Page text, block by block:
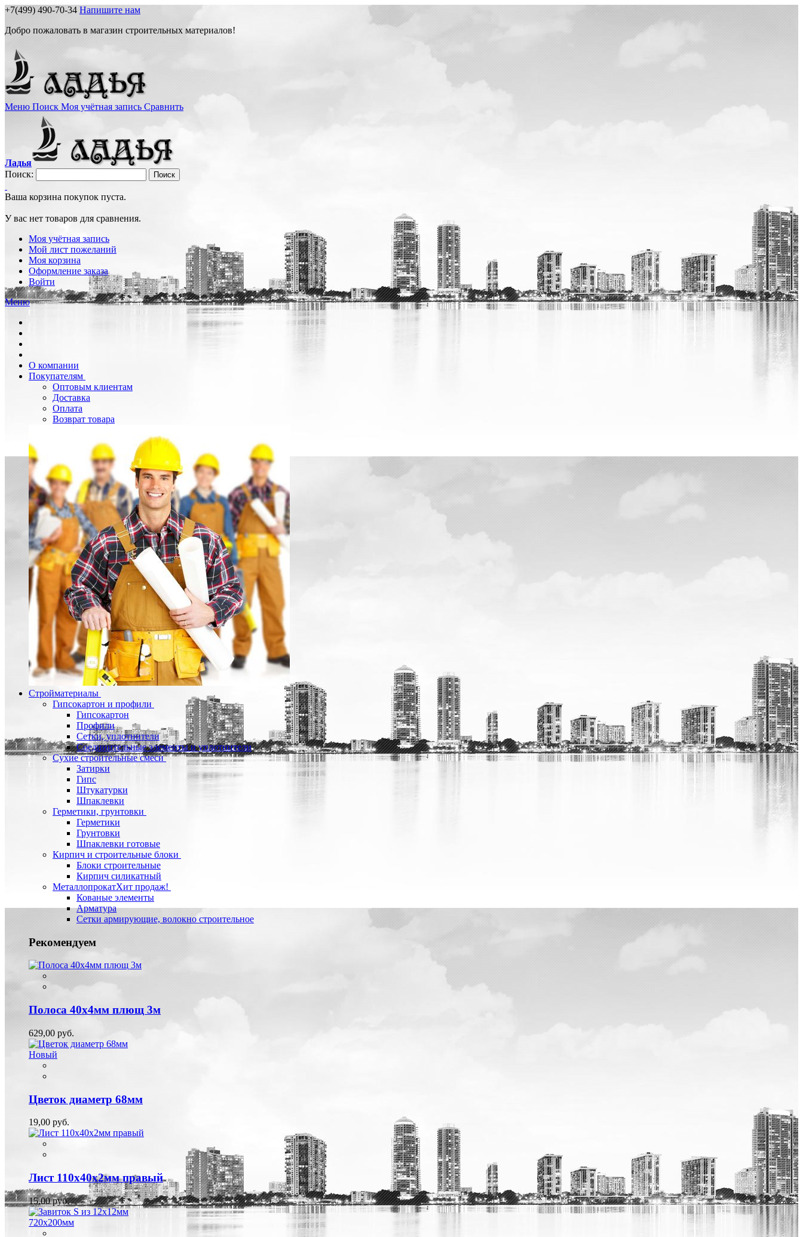
+7(499) 490-70-34 Напишите нам
Добро пожаловать в магазин строительных материалов!
Меню Поиск Моя учётная запись Сравнить
Ладья
Поиск:
Поиск
Ваша корзина покупок пуста.
У вас нет товаров для сравнения.
Моя учётная запись
Мой лист пожеланий
Моя корзина
Оформление заказа
Войти
Меню
О компании
Покупателям
Оптовым клиентам
Доставка
Оплата
Возврат товара
Стройматериалы
Гипсокартон и профили
Гипсокартон
Профили
Сетки, уплотнители
Соединительные элементы и уплотнители
Сухие строительные смеси
Затирки
Гипс
Штукатурки
Шпаклевки
Герметики, грунтовки
Герметики
Грунтовки
Шпаклевки готовые
Кирпич и строительные блоки
Блоки строительные
Кирпич силикатный
МеталлопрокатХит продаж!
Кованые элементы
Арматура
Сетки армирующие, волокно строительное
Рекомендуем
Полоса 40х4мм плющ 3м
629,00 руб.
Новый
Цветок диаметр 68мм
19,00 руб.
Лист 110х40х2мм правый
15,00 руб.